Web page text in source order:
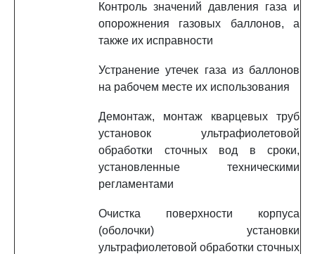
Контроль значений давления газа и
опорожнения газовых баллонов, а
также их исправности
Устранение утечек газа из баллонов
на рабочем месте их использования
Демонтаж, монтаж кварцевых труб
установок ультрафиолетовой
обработки сточных вод в сроки,
установленные техническими
регламентами
Очистка поверхности корпуса
(оболочки) установки
ультрафиолетовой обработки сточных